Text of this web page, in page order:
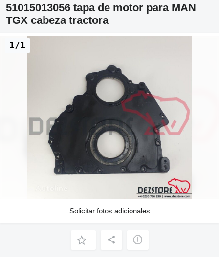
51015013056 tapa de motor para MAN
TGX cabeza tractora
1/1
Solicitar fotos adicionales